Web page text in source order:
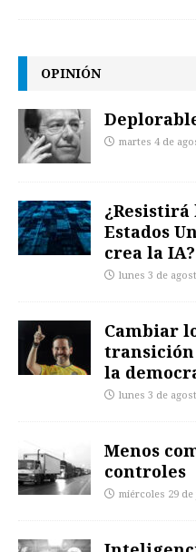
OPINIÓN
martes 4 de
¿Resistirá
Estados
crea la IA?
lunes 3 de
Cambiar
la
lunes 3 de
Menos
controles
miércoles 29